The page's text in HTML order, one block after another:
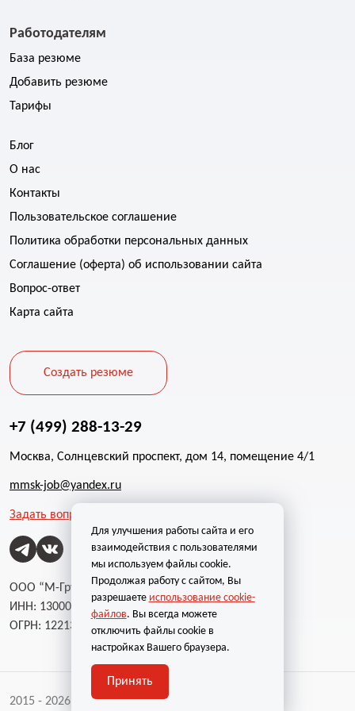
Работодателям
База резюме
Добавить резюме
Тарифы
Блог
О нас
Контакты
Пользовательское соглашение
Политика обработки персональных данных
Соглашение (оферта) об использовании сайта
Вопрос-ответ
Карта сайта
Создать резюме
+7 (499) 288-13-29
Москва, Солнцевский проспект, дом 14, помещение 4/1
mmsk-job@yandex.ru
Задать вопрос
ООО “М-Групп”
ИНН: 1300002787
ОГРН: 1221300004232
2015 - 2026 | Все права защищены
Для улучшения работы сайта и его
взаимодействия с пользователями
мы используем файлы cookie.
Продолжая работу с сайтом, Вы
разрешаете использование cookie-
файлов. Вы всегда можете
отключить файлы cookie в
настройках Вашего браузера.
Принять